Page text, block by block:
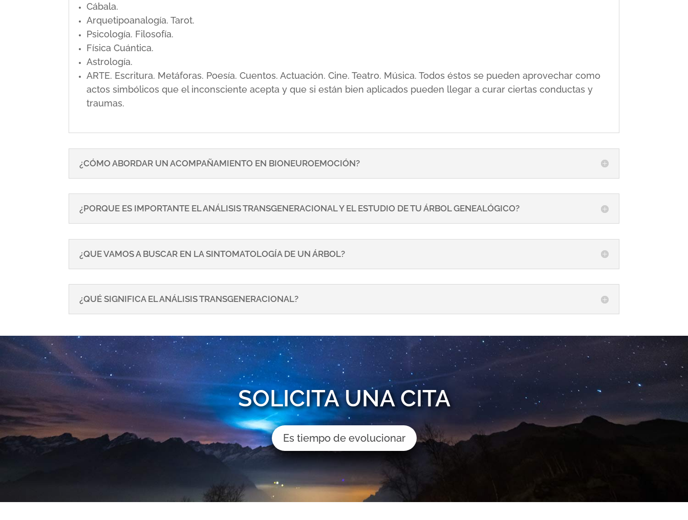
Cábala.
Arquetipoanalogía. Tarot.
Psicología. Filosofía.
Física Cuántica.
Astrología.
ARTE. Escritura. Metáforas. Poesía. Cuentos. Actuación. Cine. Teatro. Música. Todos éstos se pueden aprovechar como
actos simbólicos que el inconsciente acepta y que si están bien aplicados pueden llegar a curar ciertas conductas y
traumas.
¿CÓMO ABORDAR UN ACOMPAÑAMIENTO EN BIONEUROEMOCIÓN?
¿PORQUE ES IMPORTANTE EL ANÁLISIS TRANSGENERACIONAL Y EL ESTUDIO DE TU ÁRBOL GENEALÓGICO?
¿QUE VAMOS A BUSCAR EN LA SINTOMATOLOGÍA DE UN ÁRBOL?
¿QUÉ SIGNIFICA EL ANÁLISIS TRANSGENERACIONAL?
SOLICITA UNA CITA
Es tiempo de evolucionar